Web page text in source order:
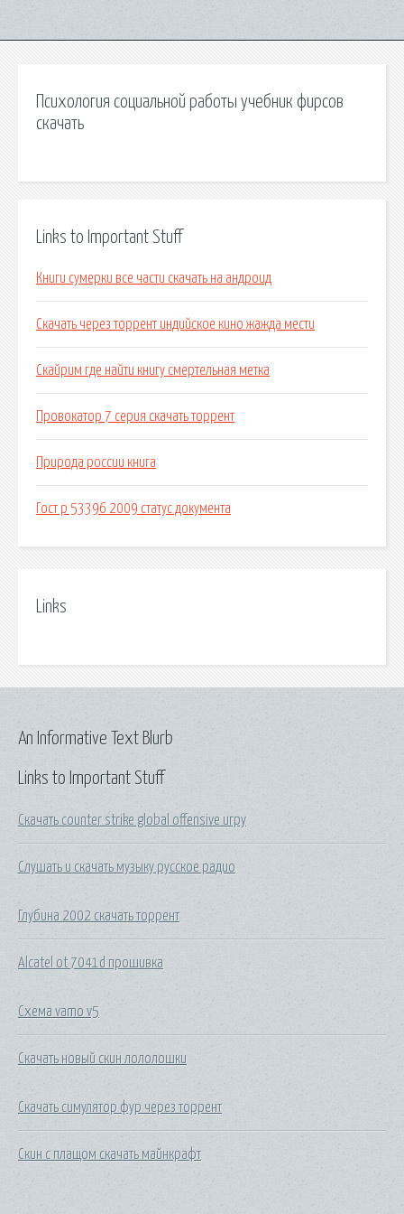
Психология социальной работы учебник фирсов
скачать
Links to Important Stuff
Книги сумерки все части скачать на андроид
Скачать через торрент индийское кино жажда мести
Скайрим где найти книгу смертельная метка
Провокатор 7 серия скачать торрент
Природа россии книга
Гост р 53396 2009 статус документа
Links
Links to Important Stuff
Скачать counter strike global offensive игру
Слушать и скачать музыку русское радио
Глубина 2002 скачать торрент
Alcatel ot 7041d прошивка
Схема vamo v5
Скачать новый скин лололошки
Скачать симулятор фур через торрент
Скин с плащом скачать майнкрафт
An Informative Text Blurb